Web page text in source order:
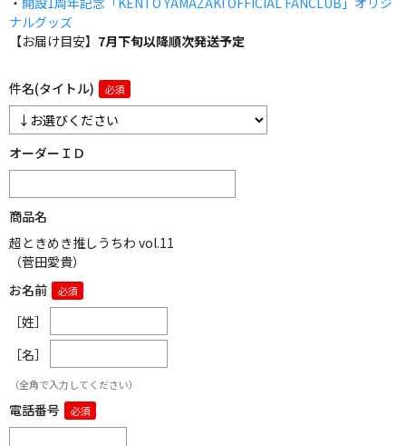
ナルグッズ
【お届け目安】 7月下旬以降順次発送予定
件名(タイトル)
オーダーＩＤ
商品名
超ときめき推しうちわ vol.11
（菅田愛貴）
お名前
［姓］
［名］
（全角で入力してください）
電話番号